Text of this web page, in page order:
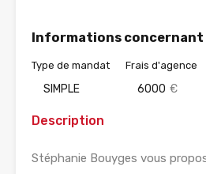
Informations concernant
Type de mandat
SIMPLE
Frais d'agence
6000 €
Description
Stéphanie Bouyges vous